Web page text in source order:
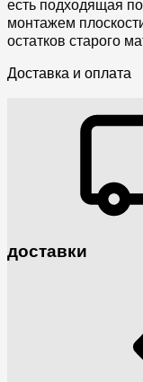
есть подходящая
монтажем
остатков старого
Доставка и оплата
доставки